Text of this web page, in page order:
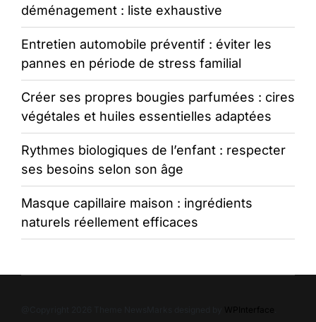
déménagement : liste exhaustive
Entretien automobile préventif : éviter les
pannes en période de stress familial
Créer ses propres bougies parfumées : cires
végétales et huiles essentielles adaptées
Rythmes biologiques de l’enfant : respecter
ses besoins selon son âge
Masque capillaire maison : ingrédients
naturels réellement efficaces